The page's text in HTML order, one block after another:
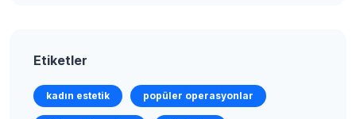
Etiketler
kadın estetik popüler operasyonlar